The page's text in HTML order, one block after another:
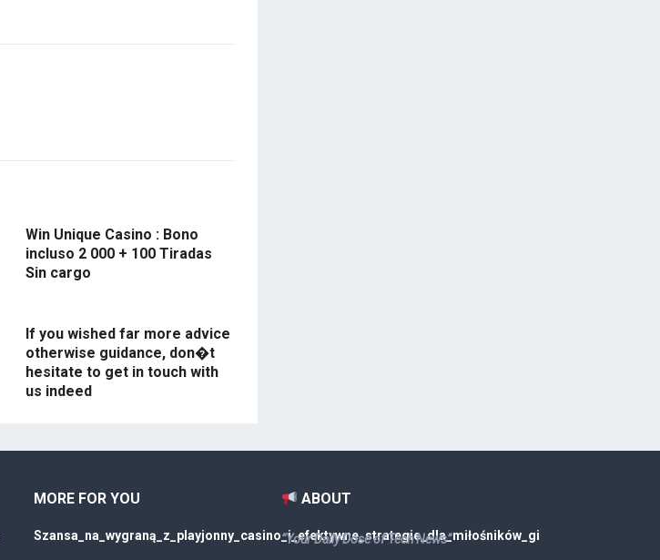
Win Unique Casino : Bono
incluso 2 000 + 100 Tiradas
Sin cargo
If you wished far more advice
otherwise guidance, don�t
hesitate to get in touch with
us indeed
MORE FOR YOU
Szansa_na_wygraną_z_playjonny_casino_i_efektywne_strategie_dla_miłośników_gi
ABOUT
“Your Daily Dose of Tech News”